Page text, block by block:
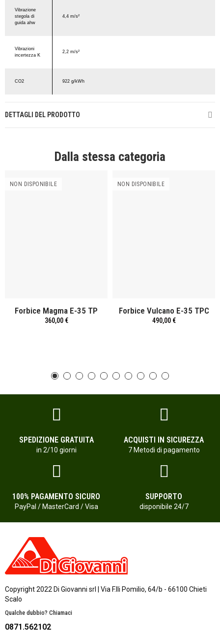
Vibrazione
stegola di
guida ahw
4,4 m/s²
Vibrazioni
incertezza K
2,2 m/s²
CO2 922 g/kWh
DETTAGLI DEL PRODOTTO
Dalla stessa categoria
NON DISPONIBILE
Forbice Magma E-35 TP
360,00 €
NON DISPONIBILE
Forbice Vulcano E-35 TPC
490,00 €
SPEDIZIONE GRATUITA
in 2/10 giorni
ACQUISTI IN SICUREZZA
7 Metodi di pagamento
100% PAGAMENTO SICURO
PayPal / MasterCard / Visa
SUPPORTO
disponibile 24/7
Copyright 2022 Di Giovanni srl | Via F.lli Pomilio, 64/b - 66100 Chieti
Scalo
Qualche dubbio? Chiamaci
0871.562102